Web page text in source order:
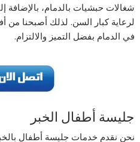
شغالات حبشيات بالدمام، بالإضافة
لرعاية كبار السن. لذلك أصبحنا من
في الدمام بفضل التميز والالتزام.
جليسة أطفال الخبر
نحن نقدم خدمات جليسة أطفال